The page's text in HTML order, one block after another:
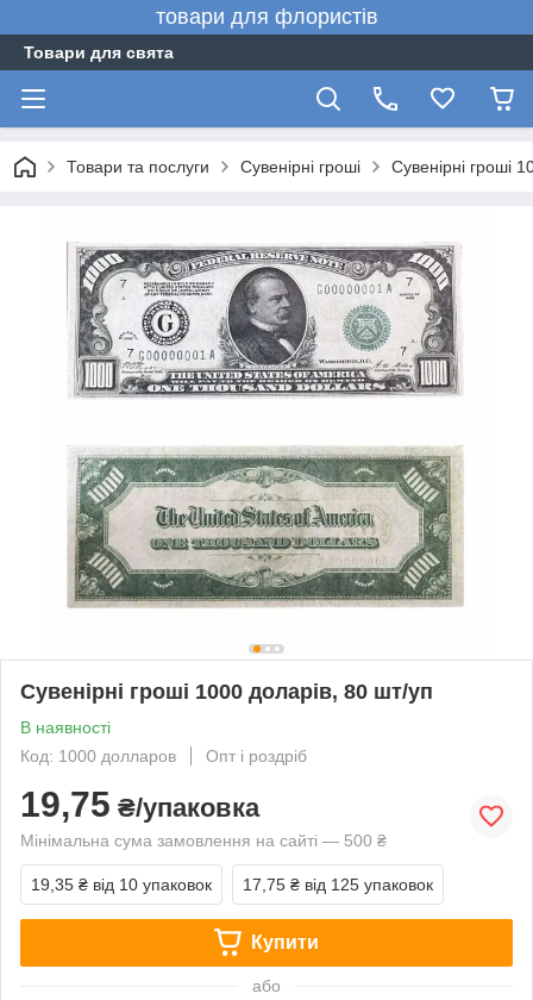
товари для флористів
Товари для свята
Товари та послуги Сувенірні гроші Сувенірні гроші
Сувенірні гроші 1000 доларів, 80 шт/уп
В наявності
Код: 1000 долларов
Опт і роздріб
19,75 ₴/упаковка
Мінімальна сума замовлення на сайті — 500 ₴
19,35 ₴ від 10 упаковок 17,75 ₴ від 125 упаковок
Купити
або